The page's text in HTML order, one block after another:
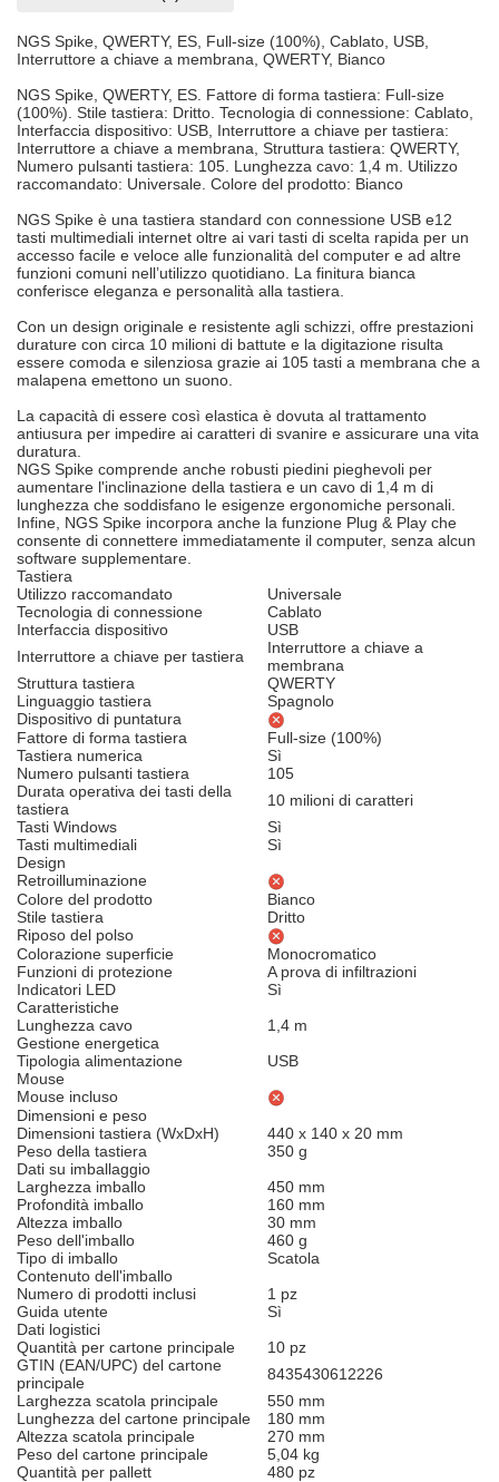
NGS Spike, QWERTY, ES, Full-size (100%), Cablato, USB,
Interruttore a chiave a membrana, QWERTY, Bianco
NGS Spike, QWERTY, ES. Fattore di forma tastiera: Full-size
(100%). Stile tastiera: Dritto. Tecnologia di connessione: Cablato,
Interfaccia dispositivo: USB, Interruttore a chiave per tastiera:
Interruttore a chiave a membrana, Struttura tastiera: QWERTY,
Numero pulsanti tastiera: 105. Lunghezza cavo: 1,4 m. Utilizzo
raccomandato: Universale. Colore del prodotto: Bianco
NGS Spike è una tastiera standard con connessione USB e12
tasti multimediali internet oltre ai vari tasti di scelta rapida per un
accesso facile e veloce alle funzionalità del computer e ad altre
funzioni comuni nell’utilizzo quotidiano. La finitura bianca
conferisce eleganza e personalità alla tastiera.
Con un design originale e resistente agli schizzi, offre prestazioni
durature con circa 10 milioni di battute e la digitazione risulta
essere comoda e silenziosa grazie ai 105 tasti a membrana che a
malapena emettono un suono.
La capacità di essere così elastica è dovuta al trattamento
antiusura per impedire ai caratteri di svanire e assicurare una vita
duratura.
NGS Spike comprende anche robusti piedini pieghevoli per
aumentare l'inclinazione della tastiera e un cavo di 1,4 m di
lunghezza che soddisfano le esigenze ergonomiche personali.
Infine, NGS Spike incorpora anche la funzione Plug & Play che
consente di connettere immediatamente il computer, senza alcun
software supplementare.
Tastiera
Utilizzo raccomandato
Universale
Tecnologia di connessione
Cablato
Interfaccia dispositivo
USB
Interruttore a chiave per tastiera
Interruttore a chiave a
membrana
Struttura tastiera
QWERTY
Linguaggio tastiera
Spagnolo
Dispositivo di puntatura
Fattore di forma tastiera
Full-size (100%)
Tastiera numerica
Sì
Numero pulsanti tastiera
105
Durata operativa dei tasti della
tastiera
10 milioni di caratteri
Tasti Windows
Sì
Tasti multimediali
Sì
Design
Retroilluminazione
Colore del prodotto
Bianco
Stile tastiera
Dritto
Riposo del polso
Colorazione superficie
Monocromatico
Funzioni di protezione
A prova di infiltrazioni
Indicatori LED
Sì
Caratteristiche
Lunghezza cavo
1,4 m
Gestione energetica
Tipologia alimentazione
USB
Mouse
Mouse incluso
Dimensioni e peso
Dimensioni tastiera (WxDxH)
440 x 140 x 20 mm
Peso della tastiera
350 g
Dati su imballaggio
Larghezza imballo
450 mm
Profondità imballo
160 mm
Altezza imballo
30 mm
Peso dell'imballo
460 g
Tipo di imballo
Scatola
Contenuto dell'imballo
Numero di prodotti inclusi
1 pz
Guida utente
Sì
Dati logistici
Quantità per cartone principale
10 pz
GTIN (EAN/UPC) del cartone
principale
8435430612226
Larghezza scatola principale
550 mm
Lunghezza del cartone principale
180 mm
Altezza scatola principale
270 mm
Peso del cartone principale
5,04 kg
Quantità per pallett
480 pz